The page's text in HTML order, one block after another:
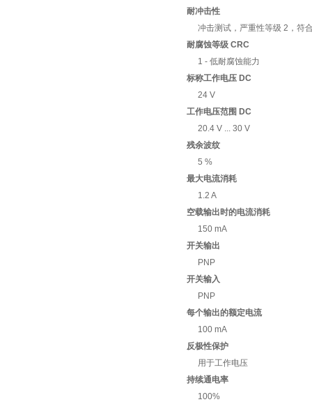
耐冲击性
冲击测试，严重性等级 2，符
耐腐蚀等级 CRC
1 - 低耐腐蚀能力
标称工作电压 DC
24 V
工作电压范围 DC
20.4 V ... 30 V
残余波纹
5 %
最大电流消耗
1.2 A
空载输出时的电流消耗
150 mA
开关输出
PNP
开关输入
PNP
每个输出的额定电流
100 mA
反极性保护
用于工作电压
持续通电率
100%